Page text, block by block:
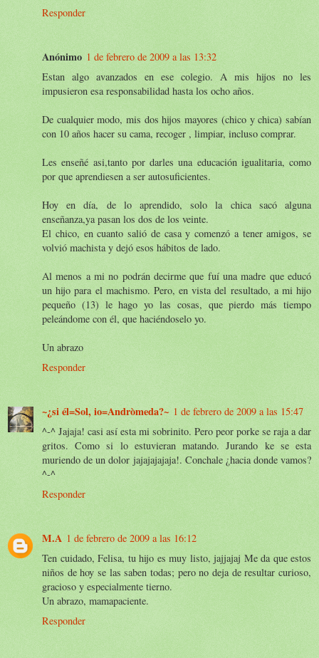
Responder
Anónimo 1 de febrero de 2009 a las 13:32
Estan algo avanzados en ese colegio. A mis hijos no les
impusieron esa responsabilidad hasta los ocho años.
De cualquier modo, mis dos hijos mayores (chico y chica) sabían
con 10 años hacer su cama, recoger , limpiar, incluso comprar.
Les enseñé asi,tanto por darles una educación igualitaria, como
por que aprendiesen a ser autosuficientes.
Hoy en día, de lo aprendido, solo la chica sacó alguna
enseñanza,ya pasan los dos de los veinte.
El chico, en cuanto salió de casa y comenzó a tener amigos, se
volvió machista y dejó esos hábitos de lado.
Al menos a mi no podrán decirme que fuí una madre que educó
un hijo para el machismo. Pero, en vista del resultado, a mi hijo
pequeño (13) le hago yo las cosas, que pierdo más tiempo
peleándome con él, que haciéndoselo yo.
Un abrazo
Responder
~¿si él=Sol, io=Andròmeda?~ 1 de febrero de 2009 a las 15:47
^-^ Jajaja! casi así esta mi sobrinito. Pero peor porke se raja a dar
gritos. Como si lo estuvieran matando. Jurando ke se esta
muriendo de un dolor jajajajajaja!. Conchale ¿hacia donde vamos?
^-^
Responder
M.A 1 de febrero de 2009 a las 16:12
Ten cuidado, Felisa, tu hijo es muy listo, jajjajaj Me da que estos
niños de hoy se las saben todas; pero no deja de resultar curioso,
gracioso y especialmente tierno.
Un abrazo, mamapaciente.
Responder